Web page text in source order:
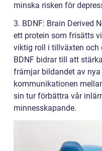
minska risken för
3. BDNF: Brain Derived
ett protein som frisätts
viktig roll i tillväxten och
BDNF bidrar till att
främjar bildandet av
kommunikationen
sin tur förbättra vår
minnesskapande.